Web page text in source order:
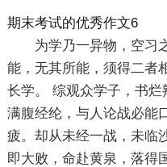
期末考试的优秀作文6
为学乃一异物，空习
能，无其所能，须得二者
长学。 综观众学子，书烂
满腹经纶，与人论战必能
疲。却从未经一战，未临
即大败，命赴黄泉，落得